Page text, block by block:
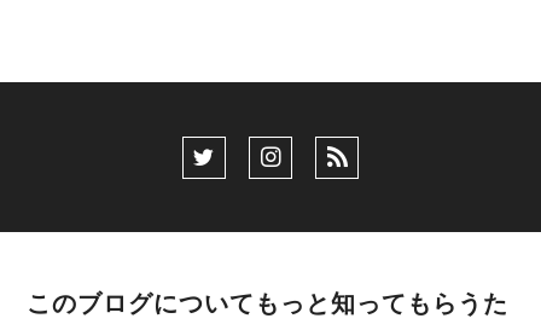
このブログについてもっと知ってもらうた